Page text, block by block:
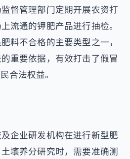
督管理部门定期开展农资打
流通的钾肥产品进行抽检。
料不合格的主要类型之一，
重要依据，有效打击了假冒
合法权益。
企业研发机构在进行新型肥
壤养分研究时，需要准确测